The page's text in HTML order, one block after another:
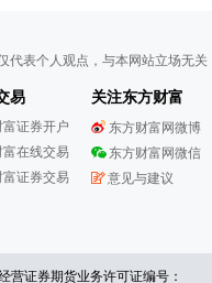
代表个人观点，与本网站立场无
易
富证券开户
富在线交易
富证券交易
关注东方财富
东方财富网微博
东方财富网微信
意见与建议
营证券期货业务许可证编号：